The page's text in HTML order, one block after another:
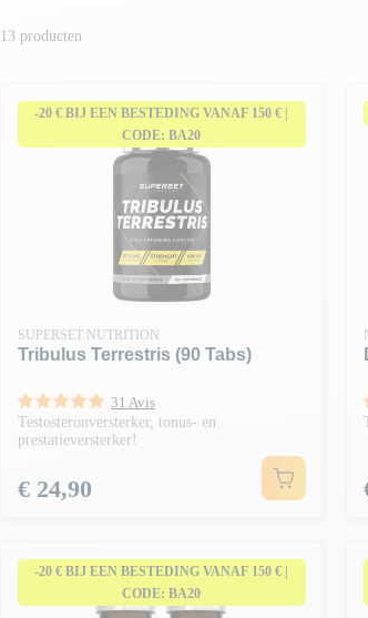
13 producten
-20 € BIJ EEN BESTEDING VANAF 150 € |
CODE: BA20
SUPERSET NUTRITION
Tribulus Terrestris (90 Tabs)
31 Avis
Testosteronversterker, tonus- en
prestatieversterker!
Prijs
€ 24,90
-20 € BIJ EEN BESTEDING VANAF 150 € |
CODE: BA20